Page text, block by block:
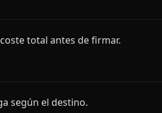
total antes de firmar.
según el destino.